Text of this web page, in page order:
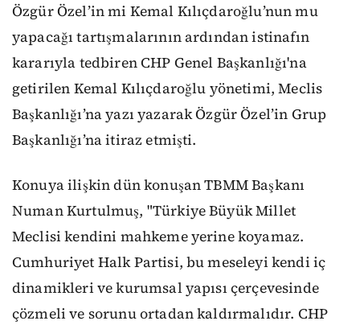
Özgür Özel’in mi Kemal Kılıçdaroğlu’nun mu
yapacağı tartışmalarının ardından istinafın
kararıyla tedbiren CHP Genel Başkanlığı'na
getirilen Kemal Kılıçdaroğlu yönetimi, Meclis
Başkanlığı’na yazı yazarak Özgür Özel’in Grup
Başkanlığı’na itiraz etmişti.
Konuya ilişkin dün konuşan TBMM Başkanı
Numan Kurtulmuş, "Türkiye Büyük Millet
Meclisi kendini mahkeme yerine koyamaz.
Cumhuriyet Halk Partisi, bu meseleyi kendi iç
dinamikleri ve kurumsal yapısı çerçevesinde
çözmeli ve sorunu ortadan kaldırmalıdır. CHP